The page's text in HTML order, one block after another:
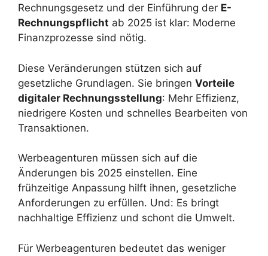
Rechnungsgesetz und der Einführung der E-
Rechnungspflicht ab 2025 ist klar: Moderne
Finanzprozesse sind nötig.
Diese Veränderungen stützen sich auf
gesetzliche Grundlagen. Sie bringen Vorteile
digitaler Rechnungsstellung: Mehr Effizienz,
niedrigere Kosten und schnelles Bearbeiten von
Transaktionen.
Werbeagenturen müssen sich auf die
Änderungen bis 2025 einstellen. Eine
frühzeitige Anpassung hilft ihnen, gesetzliche
Anforderungen zu erfüllen. Und: Es bringt
nachhaltige Effizienz und schont die Umwelt.
Für Werbeagenturen bedeutet das weniger